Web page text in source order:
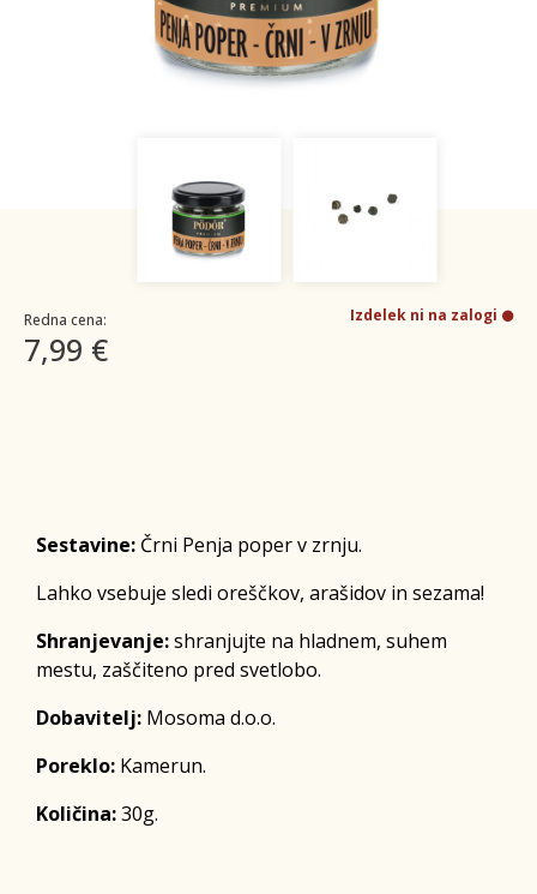
Redna cena:
7,99 €
Izdelek ni na zalogi
Sestavine: Črni Penja poper v zrnju.
Lahko vsebuje sledi oreščkov, arašidov in sezama!
Shranjevanje:shranjujte na hladnem, suhem
mestu, zaščiteno pred svetlobo.
Dobavitelj: Mosoma d.o.o.
Poreklo: Kamerun.
Količina:30g.